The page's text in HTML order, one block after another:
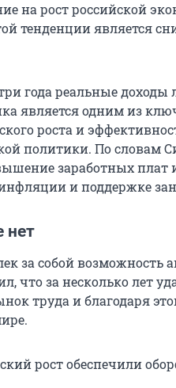
на рост российской
тенденции является
года реальные
является одним из
роста и
политики. По словам
заработных
и поддержке
нет
за собой возможность
что за несколько лет
труда и благодаря
рост обеспечили